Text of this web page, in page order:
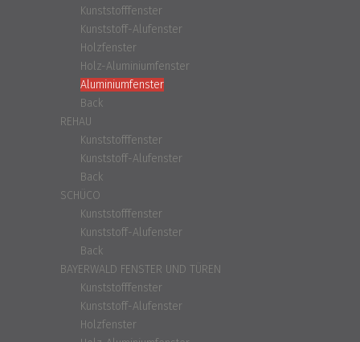
Kunststofffenster
Kunststoff-Alufenster
Holzfenster
Holz-Aluminiumfenster
Aluminiumfenster
Back
REHAU
Kunststofffenster
Kunststoff-Alufenster
Back
SCHÜCO
Kunststofffenster
Kunststoff-Alufenster
Back
BAYERWALD FENSTER UND TÜREN
Kunststofffenster
Kunststoff-Alufenster
Holzfenster